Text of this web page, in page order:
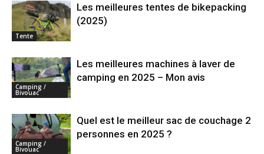
Tente
Les meilleures tentes de bikepacking
(2025)
Camping /
Bivouac
Les meilleures machines à laver de
camping en 2025 – Mon avis
Camping /
Bivouac
Quel est le meilleur sac de couchage 2
personnes en 2025 ?